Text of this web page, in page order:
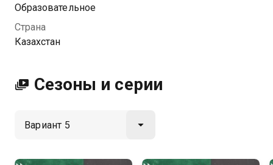
көмектеседі.
Посмотреть онлайн 5 сезон сериала Физика. ҰБТ вы
Образовательное
Страна
Казахстан
Сезоны и серии